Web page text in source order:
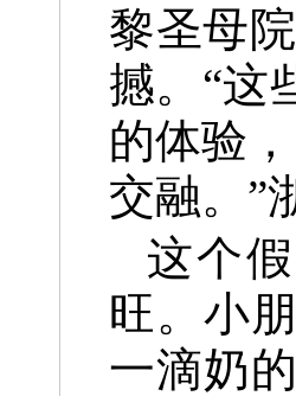
黎圣母
撼。“这
的体验
交融。”
这个
旺。小
一滴奶